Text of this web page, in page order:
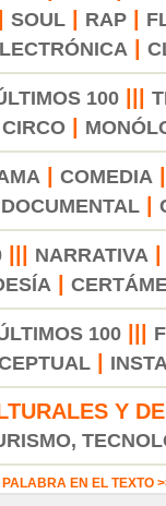
SOUL| RAP|
100
CIRCO
COMEDIA
DOCUMENTAL|
NARRATIVA
100|||
Y
PALABRA EN EL TEXTO